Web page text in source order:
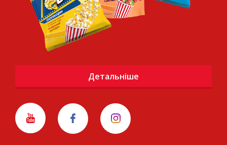
Детальніше